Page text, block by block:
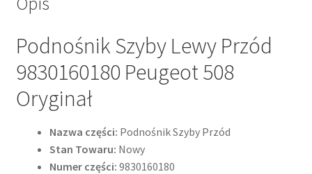
Podnośnik Szyby Lewy Przód
9830160180 Peugeot 508
Oryginał
Nazwa części: Podnośnik Szyby Przód
Stan Towaru: Nowy
Numer części: 9830160180